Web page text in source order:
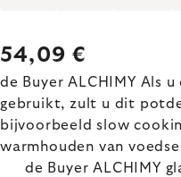
54,09 €
de Buyer ALCHIMY Als
gebruikt, zult u dit
bijvoorbeeld slow
warmhouden van
de Buyer ALCHIMY